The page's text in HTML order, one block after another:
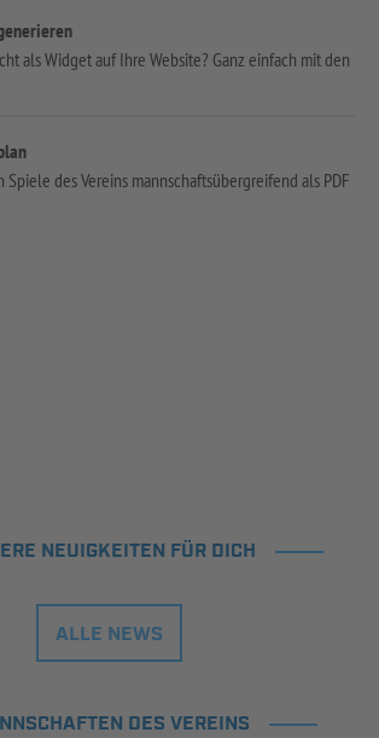
als Widget auf Ihre Website? Ganz einfach mit den
des Vereins mannschaftsübergreifend als PDF
NEUIGKEITEN FÜR DICH
ALLE NEWS
DES VEREINS